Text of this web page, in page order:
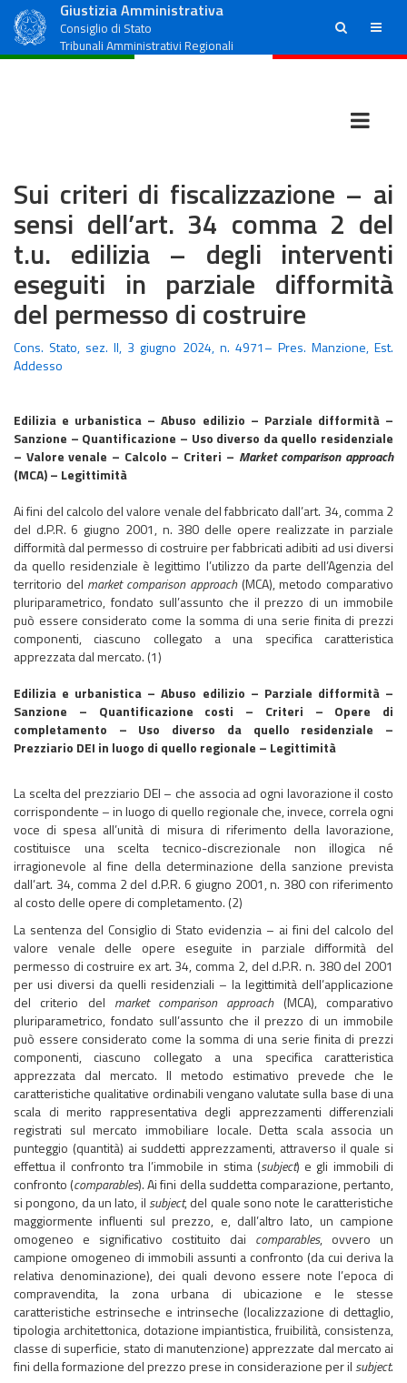
Giustizia Amministrativa
Consiglio di Stato
Tribunali Amministrativi Regionali
ricerca menu
Sui criteri di fiscalizzazione – ai
sensi dell’art. 34 comma 2 del
t.u. edilizia – degli interventi
eseguiti in parziale difformità
del permesso di costruire
Cons. Stato, sez. II, 3 giugno 2024, n. 4971– Pres. Manzione, Est.
Addesso
Edilizia e urbanistica – Abuso edilizio – Parziale difformità –
Sanzione – Quantificazione – Uso diverso da quello residenziale
– Valore venale – Calcolo – Criteri – Market comparison approach
(MCA) – Legittimità
Ai fini del calcolo del valore venale del fabbricato dall’art. 34, comma 2
del d.P.R. 6 giugno 2001, n. 380 delle opere realizzate in parziale
difformità dal permesso di costruire per fabbricati adibiti ad usi diversi
da quello residenziale è legittimo l’utilizzo da parte dell’Agenzia del
territorio del market comparison approach(MCA), metodo comparativo
pluriparametrico, fondato sull’assunto che il prezzo di un immobile
può essere considerato come la somma di una serie finita di prezzi
componenti, ciascuno collegato a una specifica caratteristica
apprezzata dal mercato. (1)
Edilizia e urbanistica – Abuso edilizio – Parziale difformità –
Sanzione – Quantificazione costi – Criteri – Opere di
completamento – Uso diverso da quello residenziale –
Prezziario DEI in luogo di quello regionale – Legittimità
La scelta del prezziario DEI – che associa ad ogni lavorazione il costo
corrispondente – in luogo di quello regionale che, invece, correla ogni
voce di spesa all’unità di misura di riferimento della lavorazione,
costituisce una scelta tecnico-discrezionale non illogica né
irragionevole al fine della determinazione della sanzione prevista
dall’art. 34, comma 2 del d.P.R. 6 giugno 2001, n. 380 con riferimento
al costo delle opere di completamento. (2)
La sentenza del Consiglio di Stato evidenzia – ai fini del calcolo del
valore venale delle opere eseguite in parziale difformità del
permesso di costruire ex art. 34, comma 2, del d.P.R. n. 380 del 2001
per usi diversi da quelli residenziali – la legittimità dell’applicazione
del criterio del market comparison approach(MCA), comparativo
pluriparametrico, fondato sull’assunto che il prezzo di un immobile
può essere considerato come la somma di una serie finita di prezzi
componenti, ciascuno collegato a una specifica caratteristica
apprezzata dal mercato. Il metodo estimativo prevede che le
caratteristiche qualitative ordinabili vengano valutate sulla base di una
scala di merito rappresentativa degli apprezzamenti differenziali
registrati sul mercato immobiliare locale. Detta scala associa un
punteggio (quantità) ai suddetti apprezzamenti, attraverso il quale si
effettua il confronto tra l’immobile in stima (subject) e gli immobili di
confronto (comparables). Ai fini della suddetta comparazione, pertanto,
si pongono, da un lato, ilsubject, del quale sono note le caratteristiche
maggiormente influenti sul prezzo, e, dall’altro lato, un campione
omogeneo e significativo costituito dai comparables, ovvero un
campione omogeneo di immobili assunti a confronto (da cui deriva la
relativa denominazione), dei quali devono essere note l’epoca di
compravendita, la zona urbana di ubicazione e le stesse
caratteristiche estrinseche e intrinseche (localizzazione di dettaglio,
tipologia architettonica, dotazione impiantistica, fruibilità, consistenza,
classe di superficie, stato di manutenzione) apprezzate dal mercato ai
fini della formazione del prezzo prese in considerazione per ilsubject.